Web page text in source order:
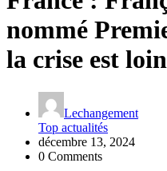
nommé
la crise est
Lechangement
Top actualités
décembre 13, 2024
0 Comments